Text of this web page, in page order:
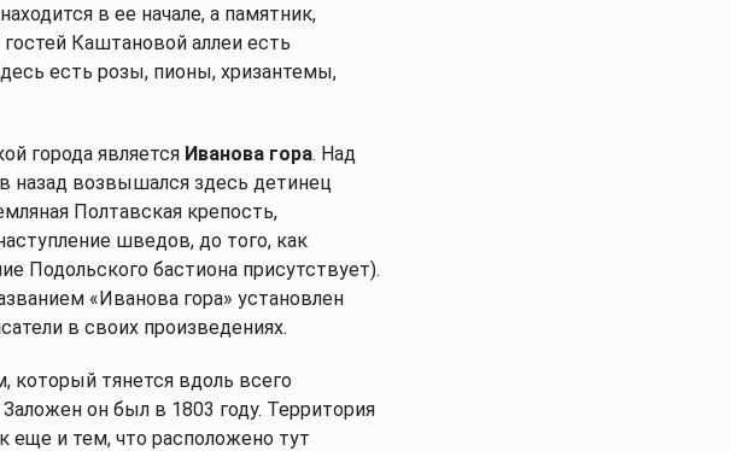
в ее начале, а памятник,
Каштановой аллеи есть
есть розы, пионы, хризантемы,
города является Иванова гора. Над
назад возвышался здесь детинец
Полтавская крепость,
шведов, до того, как
Подольского бастиона присутствует).
«Иванова гора» установлен
в своих произведениях.
тянется вдоль всего
он был в 1803 году. Территория
еще и тем, что расположено тут